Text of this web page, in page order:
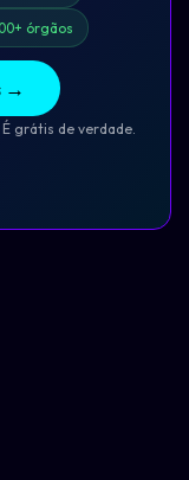
órgãos
→
grátis de verdade.